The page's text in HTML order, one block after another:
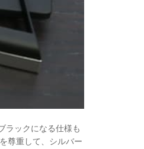
ラックになる仕様も
尊重して、シルバー